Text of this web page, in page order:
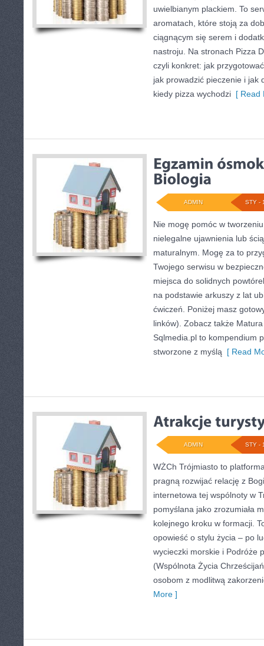
uwielbianym plackiem. To
aromatach, które stoją za
ciągnącym się serem i
nastroju. Na stronach Pizza
czyli konkret: jak
jak prowadzić pieczenie i jak
kiedy pizza wychodzi [ Read
STY -
ADMIN
Nie mogę pomóc w
nielegalne ujawnienia lub
maturalnym. Mogę za to
Twojego serwisu w
miejsca do solidnych
na podstawie arkuszy z lat
ćwiczeń. Poniżej masz
linków). Zobacz także
Sqlmedia.pl to kompendium
stworzone z myślą [ Read
STY -
ADMIN
WŻCh Trójmiasto to
pragną rozwijać relację z
internetowa tej wspólnoty w
pomyślana jako zrozumiała
kolejnego kroku w formacji.
opowieść o stylu życia – po
wycieczki morskie i Podróże
(Wspólnota Życia
osobom z modlitwą
More ]